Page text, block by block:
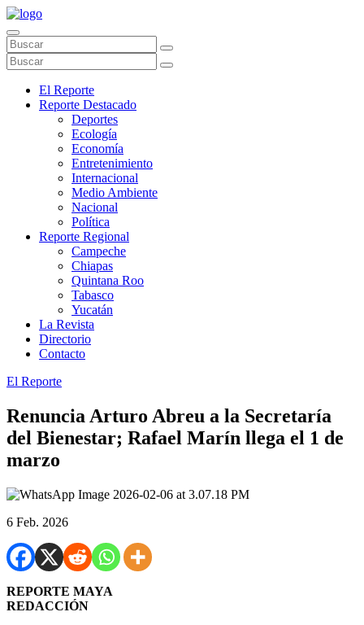
El Reporte
Reporte Destacado
Deportes
Ecología
Economía
Entretenimiento
Internacional
Medio Ambiente
Nacional
Política
Reporte Regional
Campeche
Chiapas
Quintana Roo
Tabasco
Yucatán
La Revista
Directorio
Contacto
El Reporte
Renuncia Arturo Abreu a la Secretaría
del Bienestar; Rafael Marín llega el 1 de
marzo
6 Feb. 2026
REPORTE MAYA
REDACCIÓN